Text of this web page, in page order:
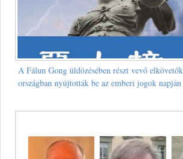
A Fálun Gong üldözésében részt vevő
országban nyújtották be az emberi jogok napján